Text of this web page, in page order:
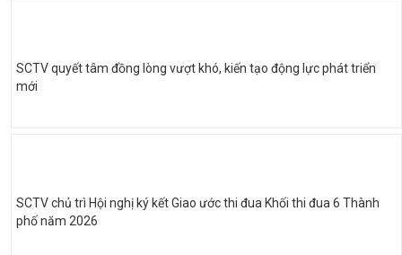
SCTV quyết tâm đồng lòng vượt khó, kiến tạo động lực phát triển
mới
SCTV chủ trì Hội nghị ký kết Giao ước thi đua Khối thi đua 6 Thành
phố năm 2026